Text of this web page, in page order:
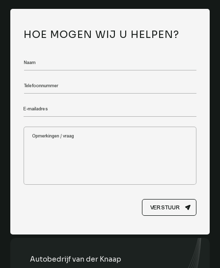
HOE MOGEN WIJ U HELPEN?
VERSTUUR
Autobedrijf van der Knaap